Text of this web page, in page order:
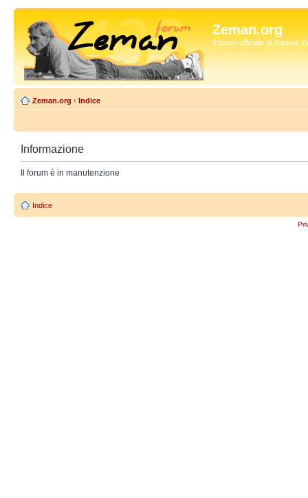
Zeman.org
Il forum ufficiale di Zdenek
Zeman.org ‹ Indice
Informazione
Il forum è in manutenzione
Indice